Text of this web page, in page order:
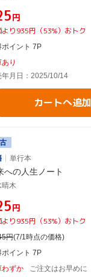
円
より935円（53%）おトク
ポイント 7P
り
年月日：2025/10/14
カートへ追加
単行本
への人生ノート
晴木
円
より935円（53%）おトク
円(7/1時点の価格)
ポイント 7P
わずか
ご注文はお早めに